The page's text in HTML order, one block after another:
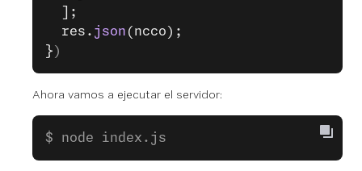
  ];
  res.
json (ncco);
} )
Ahora vamos a ejecutar el servidor:
$ node index.js